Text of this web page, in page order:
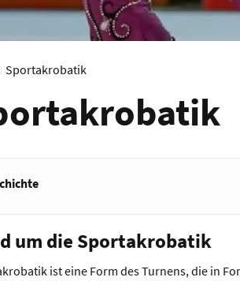
Sportakrobatik
um die Sportakrobatik
ist eine Form des Turnens, die in